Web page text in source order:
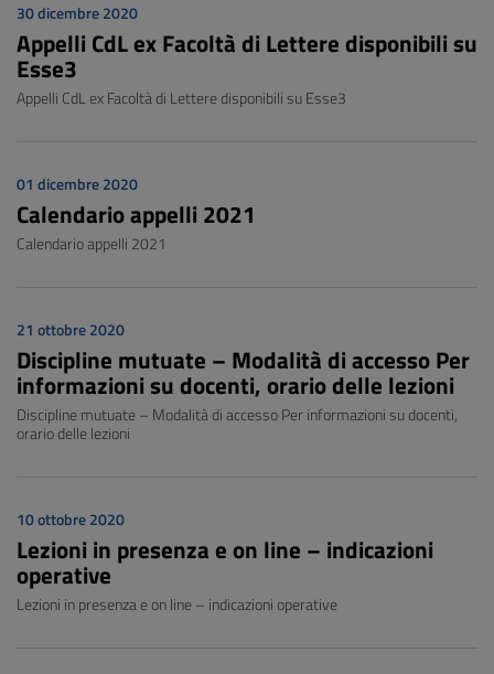
30 dicembre 2020
Appelli CdL ex Facoltà di Lettere disponibili su
Esse3
Appelli CdL ex Facoltà di Lettere disponibili su Esse3
01 dicembre 2020
Calendario appelli 2021
Calendario appelli 2021
21 ottobre 2020
Discipline mutuate – Modalità di accesso Per
informazioni su docenti, orario delle lezioni
Discipline mutuate – Modalità di accesso Per informazioni su docenti,
orario delle lezioni
10 ottobre 2020
Lezioni in presenza e on line – indicazioni
operative
Lezioni in presenza e on line – indicazioni operative